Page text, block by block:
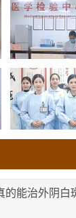
的能治外阴白